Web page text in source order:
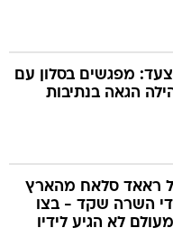
מפגשים בסלון עם
הגאה בנתיבות
ראאד סלאח מהארץ
השרה שקד - בצו
לא הגיע לידיו